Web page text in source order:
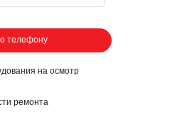
телефону
на осмотр
ремонта